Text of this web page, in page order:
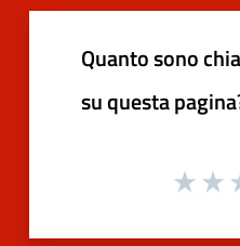
Quanto sono
su questa